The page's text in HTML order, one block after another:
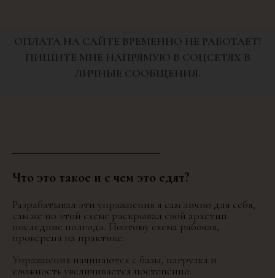
ОПЛАТА НА САЙТЕ ВРЕМЕННО НЕ РАБОТАЕТ!
ПИШИТЕ МНЕ НАПРЯМУЮ В СОЦСЕТЯХ В
ЛИЧНЫЕ СООБЩЕНИЯ.
Что это такое и с чем это едят?
Разрабатывал эти упражнения я сам лично для себя,
сам же по этой схеме раскрывал свой архетип
последние полгода. Поэтому схема рабочая,
проверена на практике.
Упражнения начинаются с базы, нагрузка и
сложность увеличивается постепенно.